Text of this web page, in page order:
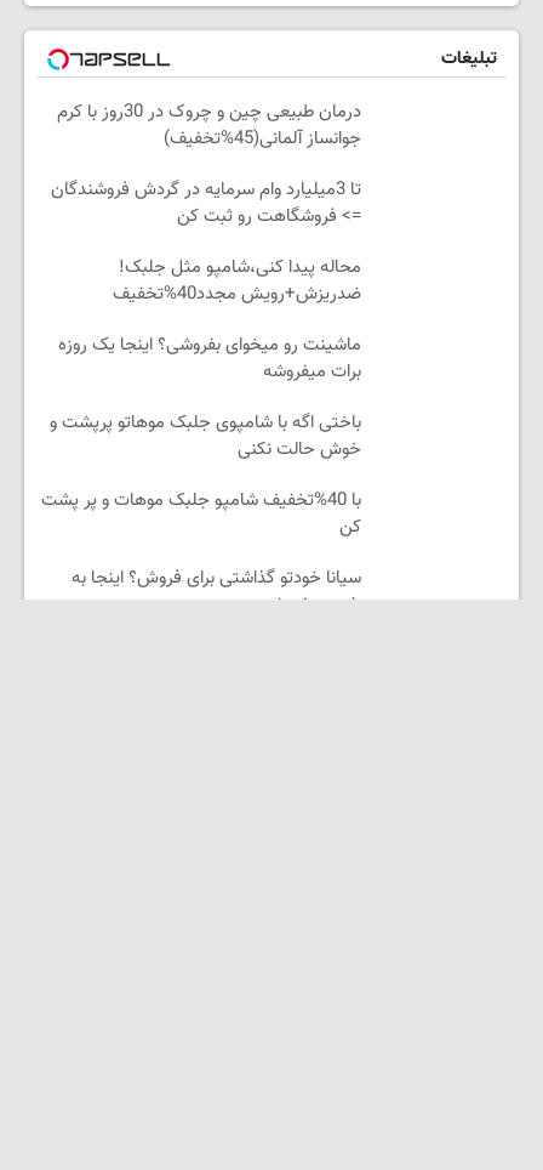
تبلیغات
درمان طبیعی چین و چروک در 30روز با کرم
جوانساز آلمانی(45%تخفیف)
تا 3میلیارد وام سرمایه در گردش فروشندگان
=> فروشگاهت رو ثبت کن
محاله پیدا کنی،شامپو مثل جلبک!
ضدریزش+رویش مجدد40%تخفیف
ماشینت رو میخوای بفروشی؟ اینجا یک روزه
برات میفروشه
باختی اگه با شامپوی جلبک موهاتو پرپشت و
خوش حالت نکنی
با 40%تخفیف شامپو جلبک موهات و پر پشت
کن
سیانا خودتو گذاشتی برای فروش؟ اینجا به
راحتی بفروش